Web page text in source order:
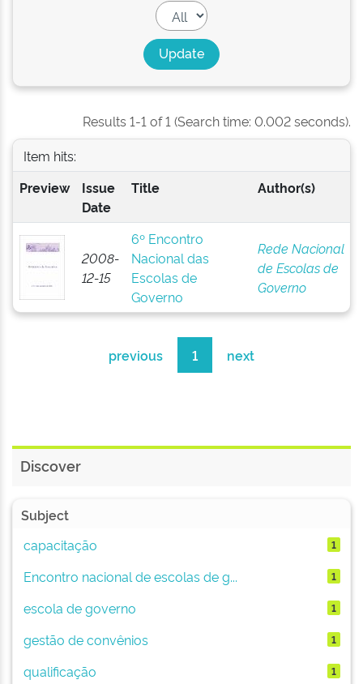
Results 1-1 of 1 (Search time: 0.002 seconds).
Item hits:
Preview
Issue
Date
Title Author(s)
2008-
12-15
6º Encontro
Nacional das
Escolas de
Governo
Rede Nacional
de Escolas de
Governo
previous 1 next
Discover
Subject
capacitação
1
Encontro nacional de escolas de g... 1
escola de governo 1
gestão de convênios 1
qualificação 1